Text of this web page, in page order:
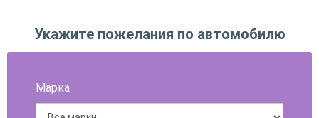
Укажите пожелания по автомобилю
Марка